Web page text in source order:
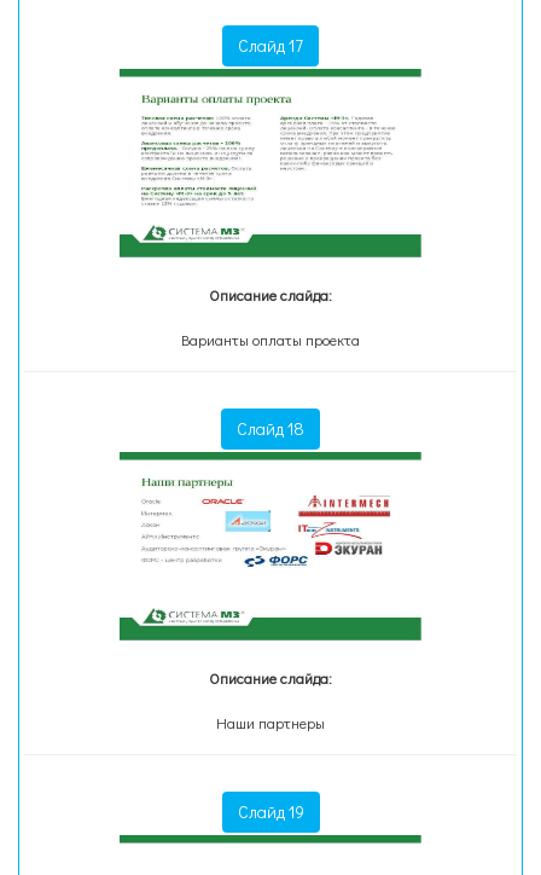
Слайд 17
Описание слайда:
Варианты оплаты проекта
Слайд 18
Описание слайда:
Наши партнеры
Слайд 19